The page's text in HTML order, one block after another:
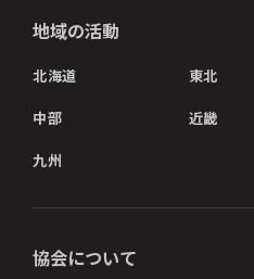
地域の活動
北海道 東北
中部 近畿
九州
協会について